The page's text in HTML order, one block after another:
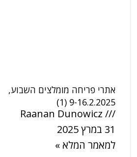
אתרי פריחה מומלצים השבוע,
9-16.2.2025 (1)
Raanan Dunowicz
31 במרץ 2025
למאמר המלא »